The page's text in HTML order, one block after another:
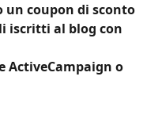
coupon di sconto
iscritti al blog con
ActiveCampaign o